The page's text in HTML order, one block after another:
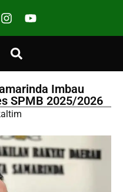
Imbau
SPMB 2025/2026